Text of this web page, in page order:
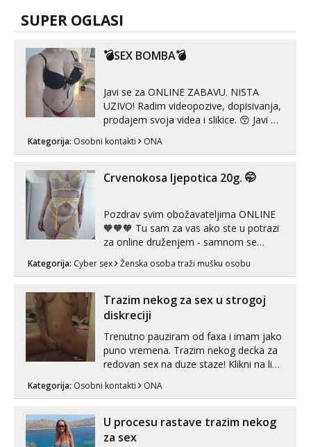
SUPER OGLASI
💣SEX BOMBA💣
Javi se za ONLINE ZABAVU. NISTA
UZIVO! Radim videopozive, dopisivanja,
prodajem svoja videa i slikice. 😚 Javi mi
Telegram. +385 91 723 0045
Kategorija: Osobni kontakti ONA
Crvenokosa ljepotica 20g. 🤭
Pozdrav svim obožavateljima ONLINE
🧡🧡🧡 Tu sam za vas ako ste u potrazi
za online druženjem - samnom se
možete zabaviti preko videopoziva, ili
ako vam nisam dovoljna radim i u paru i
😉 Radim i vruća tipkanja uz slike i hot
line pozive. Za vas sam pripremila ...
Kategorija: Cyber sex Ženska osoba traži mušku osobu
Trazim nekog za sex u strogoj
diskreciji
Trenutno pauziram od faxa i imam jako
puno vremena. Trazim nekog decka za
redovan sex na duze staze! Klikni na link
Kategorija: Osobni kontakti ONA
U procesu rastave trazim nekog
za sex